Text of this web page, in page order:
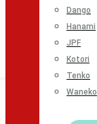
Dango
Hanami
JPF
Kotori
Tenko
Waneko